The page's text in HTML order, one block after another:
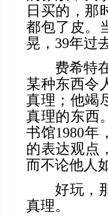
日买的，那
都包了皮。
晃，39年过
费希特
某种东西令
真理；他竭
真理的东西
书馆1980年
的表达观点
而不论他人
好玩，
真理。